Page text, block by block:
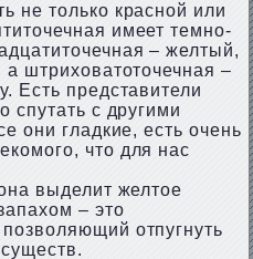
не только красной или
имеет темно-
– желтый,
штриховатоточечная –
Есть представители
спутать с другими
они гладкие, есть очень
что для нас
выделит желтое
– это
отпугнуть